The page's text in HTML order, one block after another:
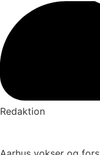
Redaktion